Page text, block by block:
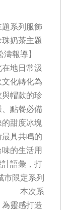
系列服飾
奶茶主題
報導】
地日常汲
化轉化為
帽款的珍
點餐必備
甜度冰塊
具共鳴的
的生活用
語彙，打
市限定系列
。 本次系
靈感打造